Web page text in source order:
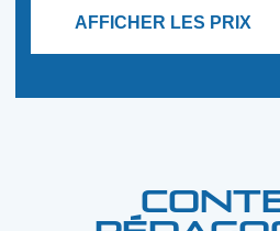
AFFICHER LES PRIX